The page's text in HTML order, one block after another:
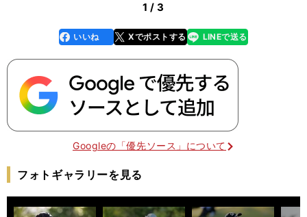
1 / 3
faceboo
k
いいね Xでポストする
line LINEで送る
Googleの「優先ソース」について
フォトギャラリーを見る